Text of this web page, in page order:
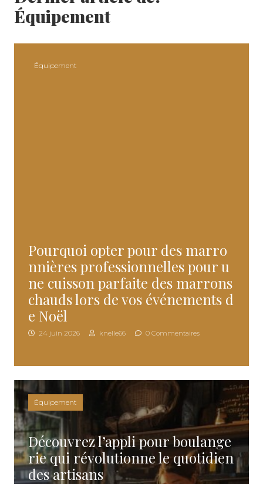
Équipement
Équipement
Pourquoi opter pour des marro
nnières professionnelles pour u
ne cuisson parfaite des marrons
chauds lors de vos événements d
e Noël
24 juin 2026 knelle66 0 Commentaires
Équipement
Découvrez l’appli pour boulange
rie qui révolutionne le quotidien
des artisans